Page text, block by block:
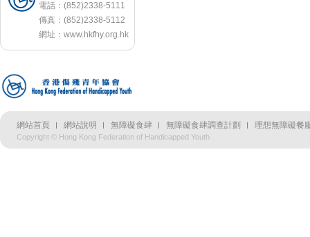
電話：(852)2338-5111
傳真：(852)2338-5112
網址： www.hkfhy.org.hk
網站首頁 網站說明 無障礙食肆 無障礙食肆調查計劃 理想無障礙餐
Copyright © Hong Kong Federation of Handicapped Youth